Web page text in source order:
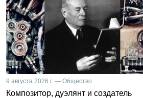
9 августа 2026 г. — Общество
Композитор, дуэлянт и создатель